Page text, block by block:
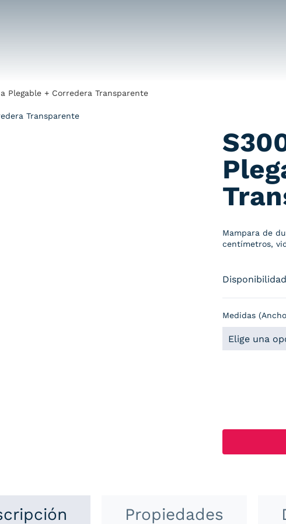
Plegable + Corredera Transparente
Mampara de
centímetros,
Disponibilidad
Medidas
Propiedades